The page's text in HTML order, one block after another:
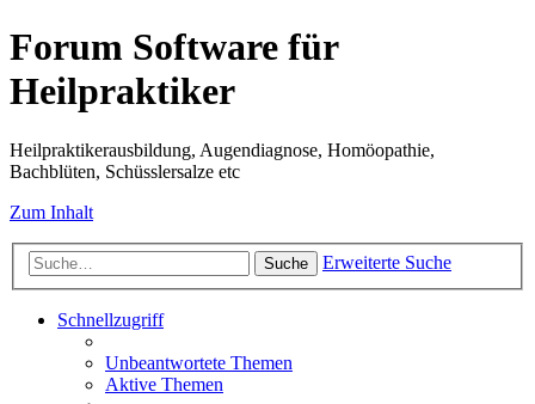
Forum Software für
Heilpraktiker
Heilpraktikerausbildung, Augendiagnose, Homöopathie,
Bachblüten, Schüsslersalze etc
Zum Inhalt
Suche Erweiterte Suche
Schnellzugriff
Unbeantwortete Themen
Aktive Themen